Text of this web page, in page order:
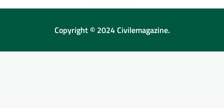
Copyright © 2024 Civilemagazine.